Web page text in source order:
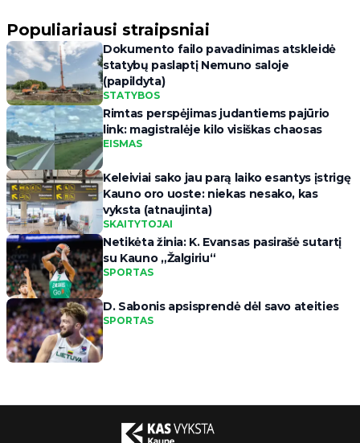
Populiariausi straipsniai
Dokumento failo pavadinimas atskleidė
statybų paslaptį Nemuno saloje
(papildyta)
STATYBOS
Rimtas perspėjimas judantiems pajūrio
link: magistralėje kilo visiškas chaosas
EISMAS
Keleiviai sako jau parą laiko esantys įstrigę
Kauno oro uoste: niekas nesako, kas
vyksta (atnaujinta)
SKAITYTOJAI
Netikėta žinia: K. Evansas pasirašė sutartį
su Kauno „Žalgiriu“
SPORTAS
D. Sabonis apsisprendė dėl savo ateities
SPORTAS